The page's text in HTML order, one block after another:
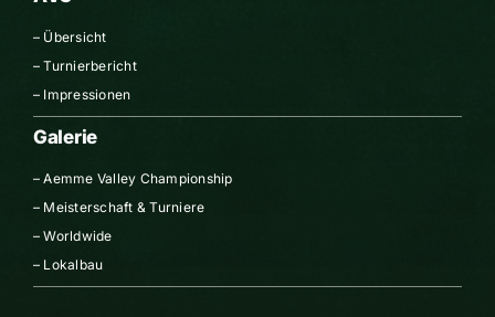
– Übersicht
–Turnierbericht
– Impressionen
Galerie
–Aemme Valley Championship
– Meisterschaft & Turniere
–Worldwide
– Lokalbau